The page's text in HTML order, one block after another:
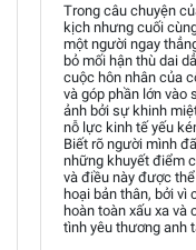
Trong câu chuyện
kịch nhưng cuối
một người ngay
bỏ mối hận thù dai
cuộc hôn nhân của
và góp phần lớn vào
ảnh bởi sự khinh
nỗ lực kinh tế yếu
Biết rõ người mình
những khuyết điểm
và điều này được
hoại bản thân, bởi vì
hoàn toàn xấu xa và
tình yêu thương anh